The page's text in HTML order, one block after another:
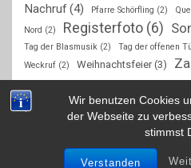
Wir benutzen Cookies
der Webseite zu
stimmst
Verstanden
Nachruf(4) Pfarre Schörfling (2)
Nord (2) Registerfoto (6)
Tag der Blasmusik (2) Tag der offenen
Weckruf (2) Weihnachtsfeier(3)
Theme Horse